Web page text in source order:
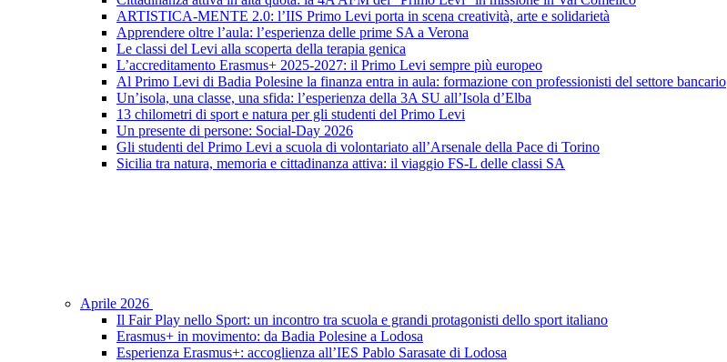
ARTISTICA-MENTE 2.0: l’IIS Primo Levi porta in scena creatività, arte e solidarietà
Apprendere oltre l’aula: l’esperienza delle prime SA a Verona
Le classi del Levi alla scoperta della terapia genica
L’accreditamento Erasmus+ 2025-2027: il Primo Levi sempre più europeo
Al Primo Levi di Badia Polesine la finanza entra in aula: formazione con professionisti del settore bancario
Un’isola, una classe, una sfida: l’esperienza della 3A SU all’Isola d’Elba
13 chilometri di sport e natura per gli studenti del Primo Levi
Un presente di persone: Social-Day 2026
Gli studenti del Primo Levi a scuola di volontariato all’Arsenale della Pace di Torino
Sicilia tra natura, memoria e cittadinanza attiva: il viaggio FS-L delle classi SA
Aprile 2026
Il Fair Play nello Sport: un incontro tra scuola e grandi protagonisti dello sport italiano
Erasmus+ in movimento: da Badia Polesine a Lodosa
Esperienza Erasmus+: accoglienza all’IES Pablo Sarasate di Lodosa